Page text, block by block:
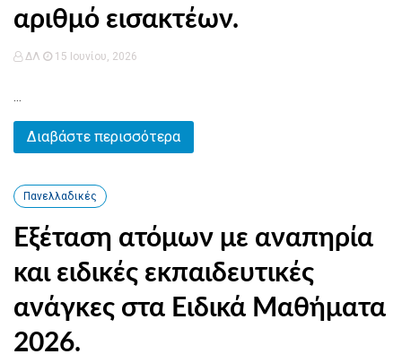
αριθμό εισακτέων.
ΔΛ 15 Ιουνίου, 2026
...
Διαβάστε περισσότερα
Πανελλαδικές
Εξέταση ατόμων με αναπηρία
και ειδικές εκπαιδευτικές
ανάγκες στα Ειδικά Μαθήματα
2026.